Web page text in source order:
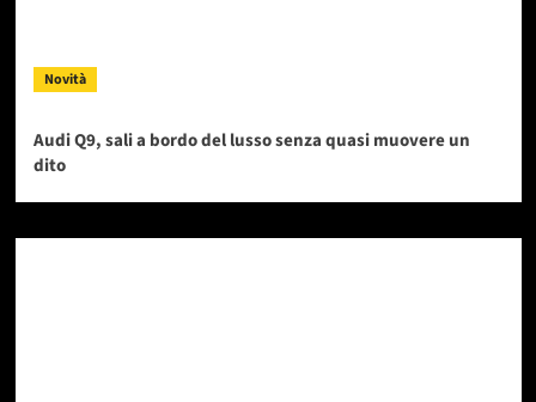
Novità
Audi Q9, sali a bordo del lusso senza quasi muovere un
dito